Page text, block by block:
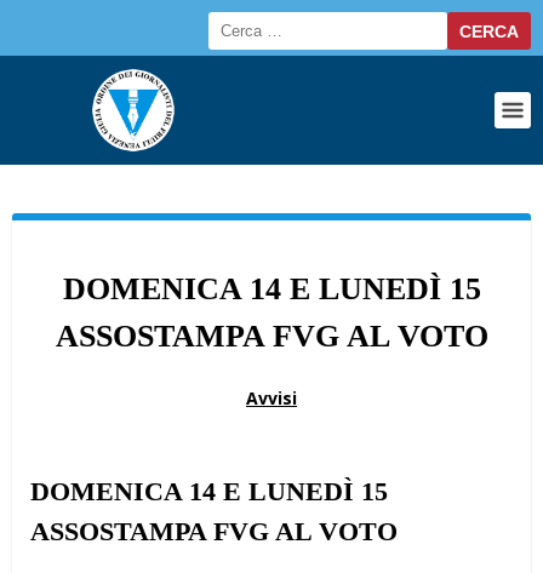
DOMENICA 14 E LUNEDÌ 15
ASSOSTAMPA FVG AL VOTO
Avvisi
DOMENICA 14 E LUNEDÌ 15
ASSOSTAMPA FVG AL VOTO